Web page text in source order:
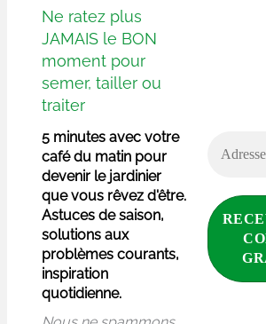
Ne ratez plus
JAMAIS le BON
moment pour
semer, tailler ou
traiter
5 minutes avec votre
café du matin pour
devenir le jardinier
que vous rêvez d'être.
Astuces de saison,
solutions aux
problèmes courants,
inspiration
quotidienne.